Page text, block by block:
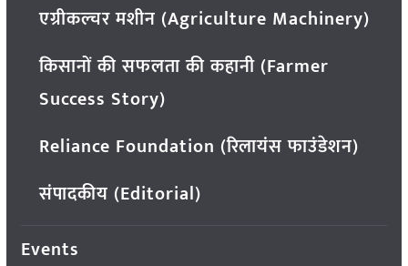
एग्रीकल्चर मशीन (Agriculture Machinery)
किसानों की सफलता की कहानी (Farmer
Success Story)
Reliance Foundation (रिलायंस फाउंडेशन)
संपादकीय (Editorial)
Events